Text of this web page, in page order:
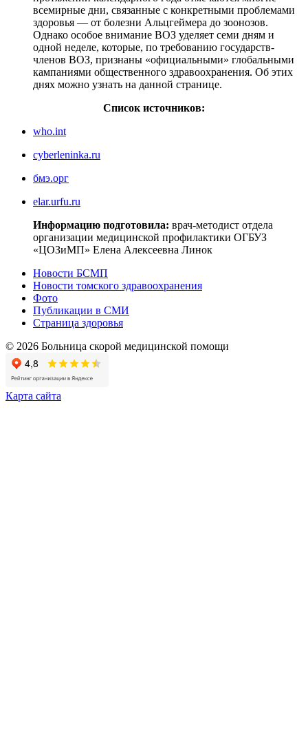
всемирные дни, связанные с конкретными проблемами
здоровья — от болезни Альцгеймера до зоонозов.
Однако особое внимание ВОЗ уделяет семи дням и
одной неделе, которые, по требованию государств-
членов ВОЗ, признаны «официальными» глобальными
кампаниями общественного здравоохранения. Об этих
днях можно узнать на данной странице.
Список источников:
who.int
cyberleninka.ru
бмэ.орг
elar.urfu.ru
Информацию подготовила: врач-методист отдела
организации медицинской профилактики ОГБУЗ
«ЦОЗиМП» Елена Алексеевна Линок
Новости БСМП
Новости томского здравоохранения
Фото
Публикации в СМИ
Страница здоровья
© 2026 Больница скорой медицинской помощи
Карта сайта